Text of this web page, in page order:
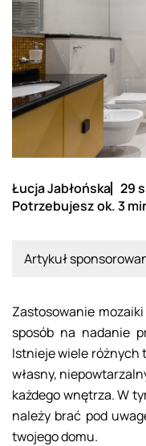
Łucja Jabłońska 29
Potrzebujesz ok. 3
Artykuł
Zastosowanie
sposób na nadanie
Istnieje wiele różnych
własny,
każdego wnętrza. W
należy brać pod
twojego domu.